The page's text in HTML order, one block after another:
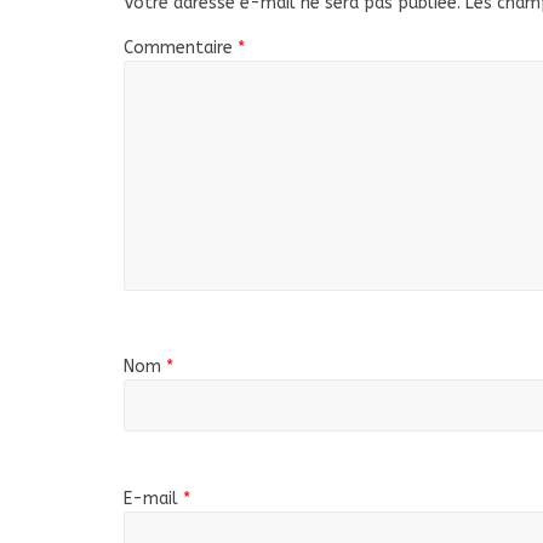
Commentaire *
Nom *
E-mail *